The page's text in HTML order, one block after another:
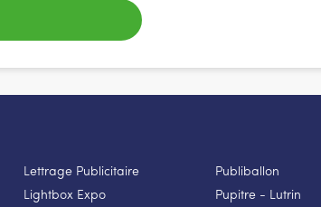
Lettrage Publicitaire
Lightbox Expo
Publiballon
Pupitre - Lutrin